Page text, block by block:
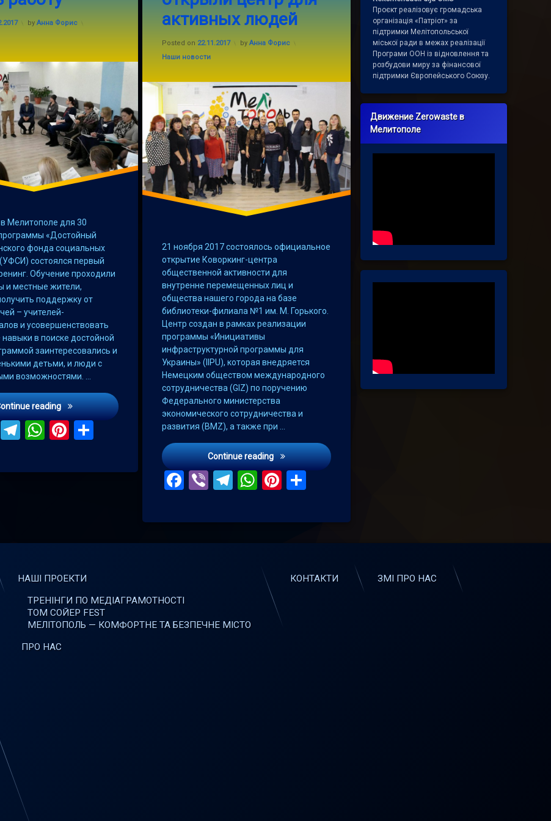
Updated on
byАнна Форис
Мелитополе для 30
«Достойный
фонда социальных
состоялся первый
Обучение проходили
и местные жители,
поддержку от
– учителей-
и усовершенствовать
в поиске достойной
заинтересовались и
детьми, и люди с
возможностями. …
readingГорожан учили искать работу
ViberTelegram
WhatsApp
PinterestПоділитися
активных людей
Posted on 22.11.2017
Updated on
byАнна Форис
Categories:
Наши новости
21 ноября 2017 состоялось официальное
открытие Коворкинг-центра
общественной активности для
внутренне перемещенных лиц и
общества нашего города на базе
библиотеки-филиала №1 им. М. Горького.
Центр создан в рамках реализации
программы «Инициативы
инфраструктурной программы для
Украины» (IIPU), которая внедряется
Немецким обществом международного
сотрудничества (GIZ) по поручению
Федерального министерства
экономического сотрудничества и
развития (BMZ), а также при …
Continue readingВ Мелитополе открыли центр для активных людей
Facebook
ViberTelegram
WhatsApp
Pinterest
патриот
центр
Проєкт реалізовує громадська
організація «Патріот» за
підтримки Мелітопольської
міської ради в межах реалізації
Програми ООН із відновлення та
розбудови миру за фінансової
підтримки Європейського Союзу.
Движение Zerowaste в
Мелитополе
НАШІ ПРОЕКТИ
ТРЕНІНГИ ПО МЕДІАГРАМОТНОСТІ
ТОМ СОЙЕР FEST
МЕЛІТОПОЛЬ — КОМФОРТНЕ ТА БЕЗПЕЧНЕ МІСТО
КОНТАКТИ ЗМІ ПРО НАС
ПРО НАС